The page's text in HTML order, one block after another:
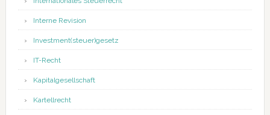
Interne Revision
Investment(steuer)gesetz
IT-Recht
Kapitalgesellschaft
Kartellrecht